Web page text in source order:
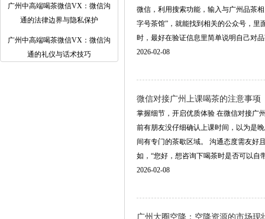
‌广州中高端喝茶微信VX‌：微信沟
通的法律边界与隐私保护
‌广州中高端喝茶微信VX‌：微信沟
通的礼仪与话术技巧
微信，利用搜索功能，输入与广州品茶
字号茶馆”，就能找到相关的公众号，里
时，最好在验证信息里简单说明自己对
2026-02-08
微信对接广州上课喝茶的注意事项
掌握细节，开启优质体验 在微信对接广
前有朋友没仔细确认上课时间，以为是
间有专门的茶歇区域。 沟通态度需友好
如，“您好，想咨询下喝茶时是否可以自
2026-02-08
广州大圈空降‌：空降资源的市场现